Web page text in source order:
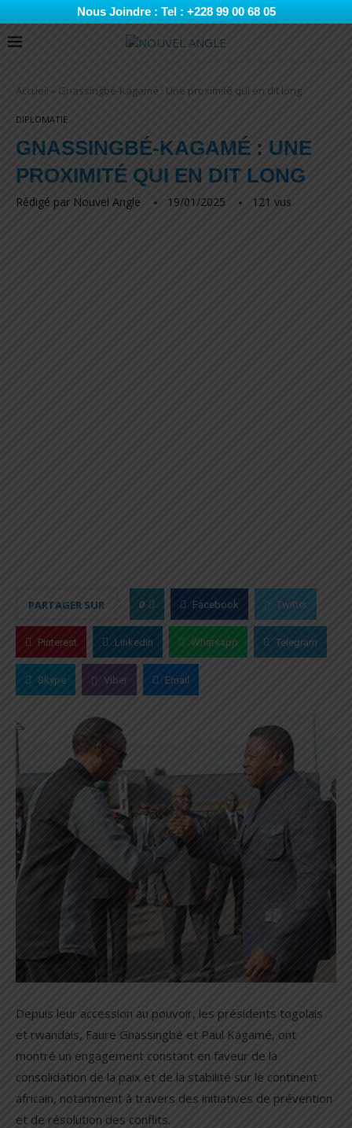
Nous Joindre : Tel : +228 99 00 68 05
Accueil » Gnassingbé-Kagamé : Une proximité qui en dit long
DIPLOMATIE
GNASSINGBÉ-KAGAMÉ : UNE
PROXIMITÉ QUI EN DIT LONG
Rédigé par Nouvel Angle 19/01/2025 121 vus
PARTAGER SUR 0 Facebook Twitter
Pinterest Linkedin Whatsapp Telegram
Skype Viber Email
Depuis leur accession au pouvoir, les présidents togolais
et rwandais, Faure Gnassingbé et Paul Kagamé, ont
montré un engagement constant en faveur de la
consolidation de la paix et de la stabilité sur le continent
africain, notamment à travers des initiatives de prévention
et de résolution des conflits.